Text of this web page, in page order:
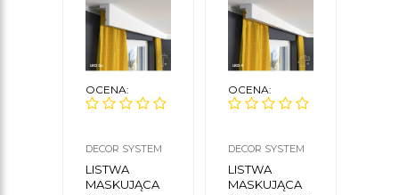
OCENA:
DECOR SYSTEM
LISTWA
MASKUJĄCA
OCENA:
DECOR SYSTEM
LISTWA
MASKUJĄCA